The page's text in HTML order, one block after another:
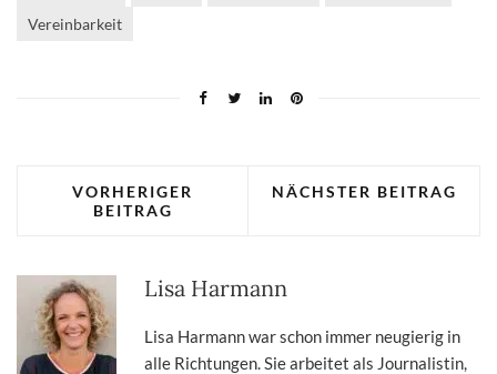
Vereinbarkeit
VORHERIGER
BEITRAG
NÄCHSTER BEITRAG
Lisa Harmann
Lisa Harmann war schon immer neugierig in
alle Richtungen. Sie arbeitet als Journalistin,